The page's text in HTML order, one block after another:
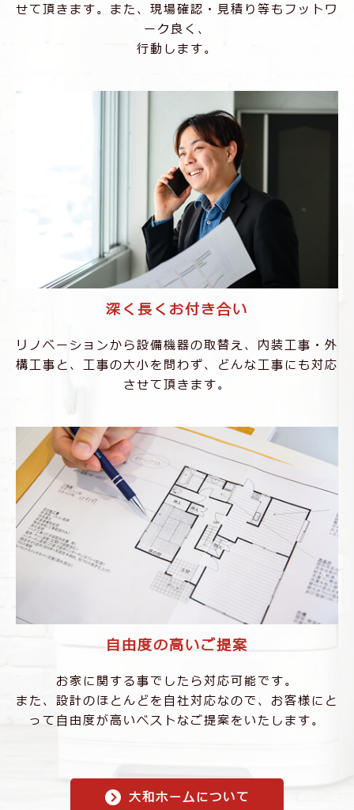
せて頂きます。また、現場確認・⾒積り等もフットワ
ーク良く、
⾏動します。
深く⻑くお付き合い
リノベーションから設備機器の取替え、 内装⼯事・外
構⼯事と、⼯事の⼤⼩を問わず、 どんな⼯事にも対応
させて頂きます。
⾃由度の⾼いご提案
お家に関する事でしたら対応可能です。
また、設計のほとんどを⾃社対応なので、お客様に と
って⾃由度が⾼いベストなご提案をいたします。
大和ホームについて